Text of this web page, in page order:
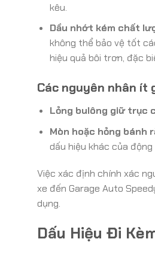
kêu.
Dầu nhớt kém chất
không thể bảo vệ tốt
hiệu quả bôi trơn, đặc
Các nguyên nhân ít
Lỏng bulông giữ trục
Mòn hoặc hỏng bánh
dấu hiệu khác của động
Việc xác định chính xác
xe đến Garage Auto
dụng.
Dấu Hiệu Đi